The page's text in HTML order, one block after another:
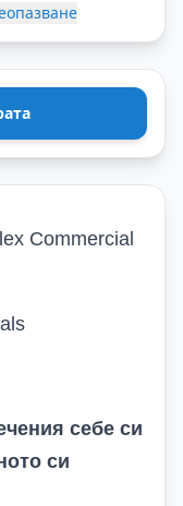
Commercial
себе си
си